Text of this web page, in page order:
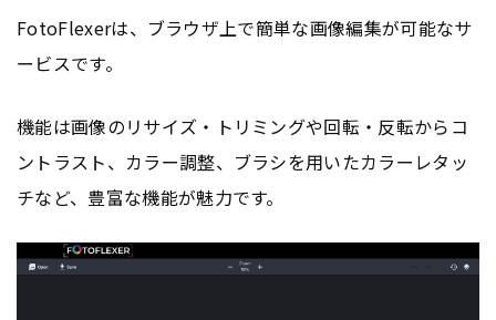
FotoFlexerは、ブラウザ上で簡単な画像編集が可能なサ
ービスです。
機能は画像のリサイズ・トリミングや回転・反転からコ
ントラスト、カラー調整、ブラシを用いたカラーレタッ
チなど、豊富な機能が魅力です。